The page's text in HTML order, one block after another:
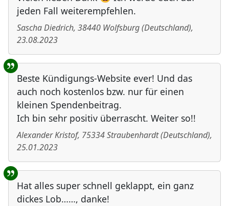
jeden Fall weiterempfehlen.
Sascha Diedrich, 38440 Wolfsburg(Deutschland),
23.08.2023
Beste Kündigungs-Website ever! Und das
auch noch kostenlos bzw. nur für einen
kleinen Spendenbeitrag.
Ich bin sehr positiv überrascht. Weiter so!!
Alexander Kristof, 75334Straubenhardt(Deutschland),
25.01.2023
Hat alles super schnell geklappt, ein ganz
dickes Lob……, danke!